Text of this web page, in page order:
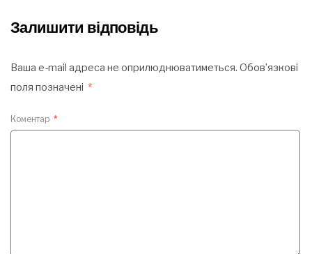
Залишити відповідь
Ваша e-mail адреса не оприлюднюватиметься. Обов’язкові
поля позначені *
Коментар *